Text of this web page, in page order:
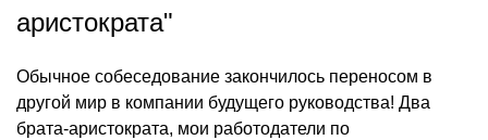
аристократа"
Обычное собеседование закончилось переносом в
другой мир в компании будущего руководства! Два
брата-аристократа, мои работодатели по